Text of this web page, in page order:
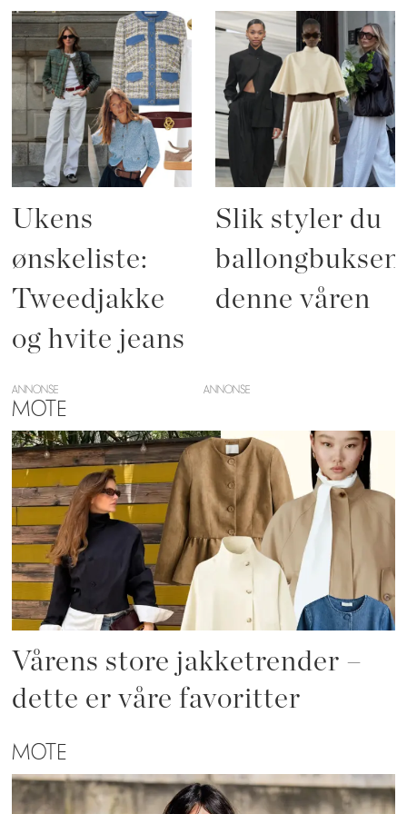
Ukens
ønskeliste:
Tweedjakke
og hvite jeans
Slik styler du
denne våren
ANNONSE
MOTE
Vårens store jakketrender –
dette er våre favoritter
MOTE